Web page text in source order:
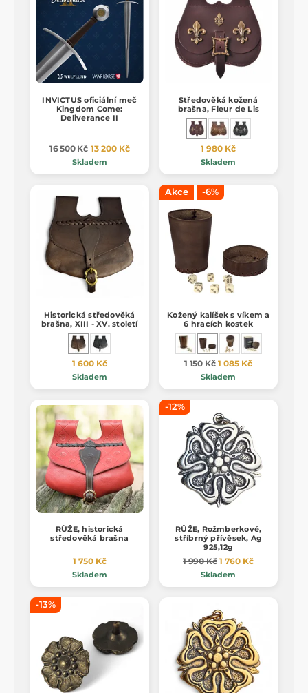
INVICTUS oficiální meč
Kingdom Come:
Deliverance II
16 500 Kč 13 200 Kč
Skladem
Středověká kožená
brašna, Fleur de Lis
1 980 Kč
Skladem
Historická středověká
brašna, XIII - XV. století
1 600 Kč
Skladem
Akce -6%
Kožený kalíšek s víkem a
6 hracích kostek
1 150 Kč 1 085 Kč
Skladem
RŮŽE, historická
středověká brašna
1 750 Kč
Skladem
-12%
RŮŽE, Rožmberkové,
stříbrný přívěsek, Ag
925,12g
1 990 Kč 1 760 Kč
Skladem
-13%